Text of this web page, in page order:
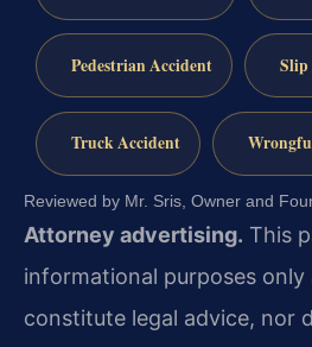
Pedestrian Accident Slip
Truck Accident
Reviewed by Mr. Sris, Owner and
Attorney advertising. This
informational purposes only
constitute legal advice, nor